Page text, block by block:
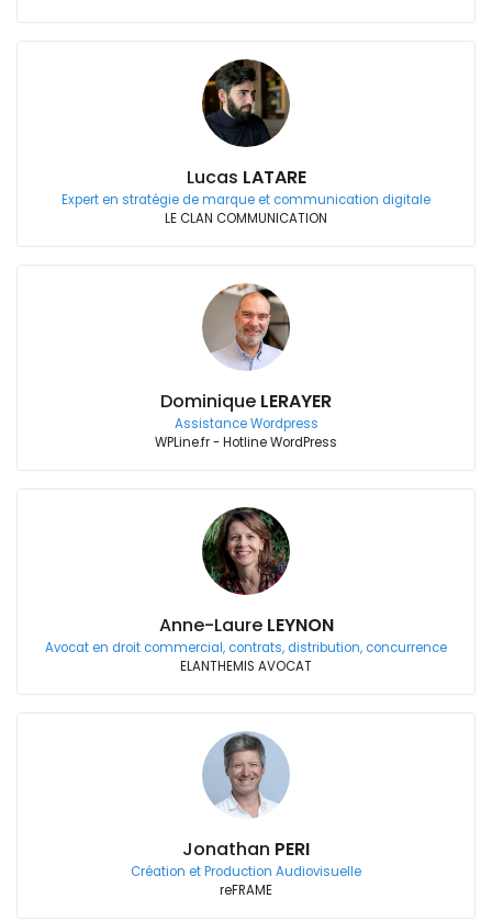
Lucas LATARE
Expert en stratégie de marque et communication digitale
LE CLAN COMMUNICATION
Dominique LERAYER
Assistance Wordpress
WPLine.fr - Hotline WordPress
Anne-Laure LEYNON
Avocat en droit commercial, contrats, distribution, concurrence
ELANTHEMIS AVOCAT
Jonathan PERI
Création et Production Audiovisuelle
reFRAME